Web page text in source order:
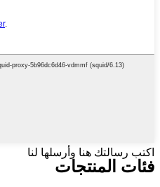
اكتب رسالتك هنا وأرسلها لنا
فئات المنتجات